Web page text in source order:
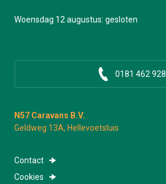
Woensdag 12 augustus: gesloten
0181 462 928
N57 Caravans B.V.
Geldweg 13A, Hellevoetsluis
Contact
Cookies